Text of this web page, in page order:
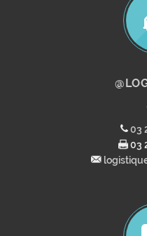
03
03